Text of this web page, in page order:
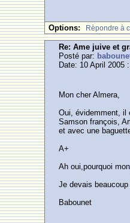
Options: Rèpondre à
Re: Ame juive et
Posté par:
Date: 10 April 2005
Mon cher Almera,
Oui, évidemment, il
Samson françois,
et avec une
A+
Ah oui,pourquoi
Je devais
Babounet